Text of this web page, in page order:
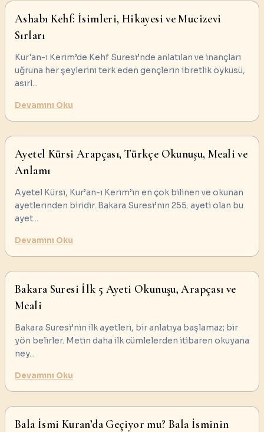
Ashabı Kehf: İsimleri, Hikayesi ve Mucizevi
Sırları
Kur'an-ı Kerim’de Kehf Suresi’nde anlatılan ve inançları
uğruna her şeylerini terk eden gençlerin ibretlik öyküsü,
asırl...
Devamını Oku
Ayetel Kürsi Arapçası, Türkçe Okunuşu, Meali ve
Anlamı
Ayetel Kürsi, Kur’an-ı Kerim’in en çok bilinen ve okunan
ayetlerinden biridir. Bakara Suresi’nin 255. ayeti olan bu
ayet...
Devamını Oku
Bakara Suresi İlk 5 Ayeti Okunuşu, Arapçası ve
Meali
Bakara Suresi’nin ilk ayetleri, bir anlatıya başlamaz; bir
yön belirler. Metin daha ilk cümlelerden itibaren okuyana
ney...
Devamını Oku
Bala İsmi Kuran’da Geçiyor mu? Bala İsminin